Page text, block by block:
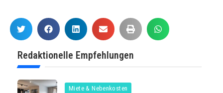
Redaktionelle Empfehlungen
Miete & Nebenkosten